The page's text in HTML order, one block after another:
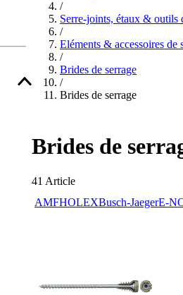
/
Serre-joints, étaux & outils
/
Eléments & accessoires de
/
Brides de serrage
/
Brides de serrage
Brides de
41 Article
AMFHOLEXBusch-JaegerE-